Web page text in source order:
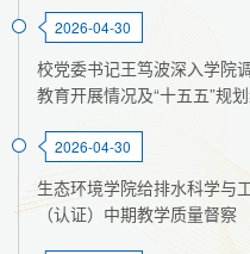
2026-04-30
校党委书记王笃波深入学院
教育开展情况及“十五五”规
2026-04-30
生态环境学院给排水科学与
（认证）中期教学质量督察